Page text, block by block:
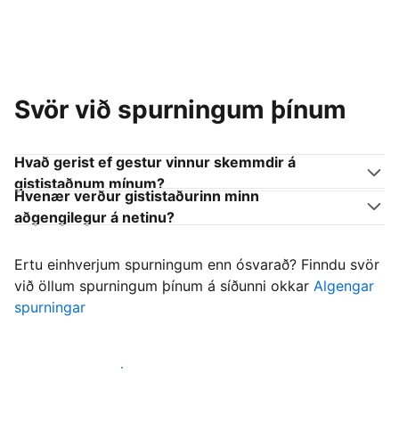
Svör við spurningum þínum
Hvað gerist ef gestur vinnur skemmdir á
gististaðnum mínum?
Hvenær verður gististaðurinn minn
aðgengilegur á netinu?
Ertu einhverjum spurningum enn ósvarað? Finndu svör
við öllum spurningum þínum á síðunni okkar Algengar
spurningar
Byrja að taka á móti gestum